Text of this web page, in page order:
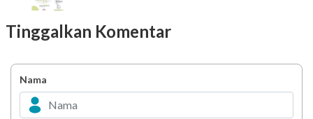
Tinggalkan Komentar
Nama